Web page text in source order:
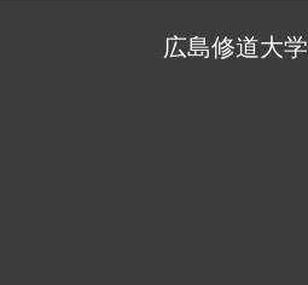
広島修道大学